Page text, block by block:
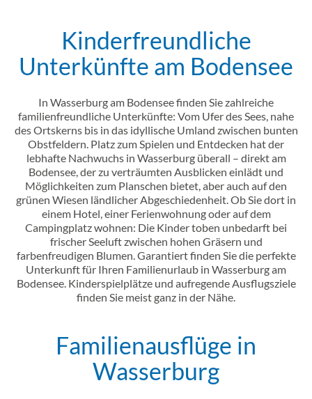
Einleitung
Kinderfreundliche
Unterkünfte am Bodensee
In Wasserburg am Bodensee finden Sie zahlreiche
familienfreundliche Unterkünfte: Vom Ufer des Sees, nahe
des Ortskerns bis in das idyllische Umland zwischen bunten
Obstfeldern. Platz zum Spielen und Entdecken hat der
lebhafte Nachwuchs in Wasserburg überall – direkt am
Bodensee, der zu verträumten Ausblicken einlädt und
Möglichkeiten zum Planschen bietet, aber auch auf den
grünen Wiesen ländlicher Abgeschiedenheit. Ob Sie dort in
einem Hotel, einer Ferienwohnung oder auf dem
Campingplatz wohnen: Die Kinder toben unbedarft bei
frischer Seeluft zwischen hohen Gräsern und
farbenfreudigen Blumen. Garantiert finden Sie die perfekte
Unterkunft für Ihren Familienurlaub in Wasserburg am
Bodensee. Kinderspielplätze und aufregende Ausflugsziele
finden Sie meist ganz in der Nähe.
Einleitung
Familienausflüge in
Wasserburg